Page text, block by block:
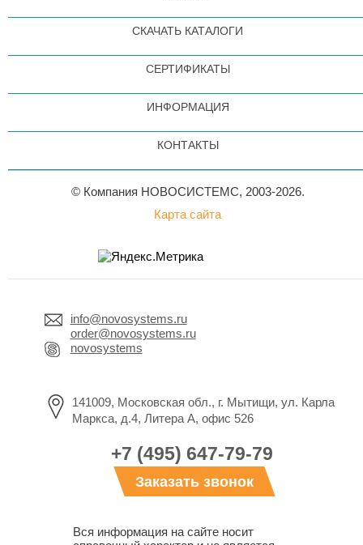
СКАЧАТЬ КАТАЛОГИ
СЕРТИФИКАТЫ
ИНФОРМАЦИЯ
КОНТАКТЫ
© Компания НОВОСИСТЕМС, 2003-2026.
Карта сайта
info@novosystems.ru
order@novosystems.ru
novosystems
141009, Московская обл., г. Мытищи, ул. Карла
Маркса, д.4, Литера А, офис 526
+7 (495) 647-79-79
Заказать звонок
Вся информация на сайте носит